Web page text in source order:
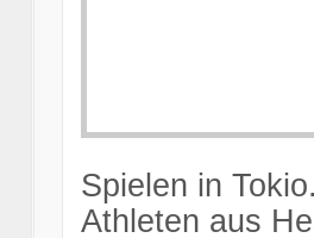
Spielen in
Athleten aus